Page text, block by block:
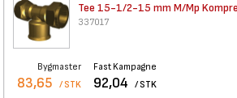
Tee 15-1/2-15 mm M/Mp
337017
Bygmaster
83,65 / STK
Fast Kampagne
92,04 / STK